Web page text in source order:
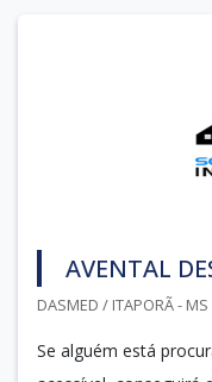
AVENTAL
DASMED / ITAPORÃ - MS
Se alguém está